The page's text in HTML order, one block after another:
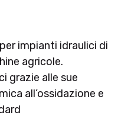
impianti idraulici di
agricole.
grazie alle sue
all’ossidazione e